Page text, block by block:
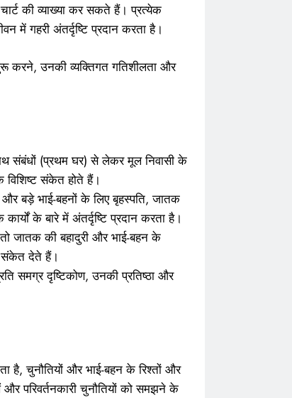
की व्याख्या कर सकते हैं। प्रत्येक
में गहरी अंतर्दृष्टि प्रदान करता है।
करने, उनकी व्यक्तिगत गतिशीलता और
संबंधों (प्रथम घर) से लेकर मूल निवासी के
संकेत होते हैं।
बड़े भाई-बहनों के लिए बृहस्पति, जातक
के बारे में अंतर्दृष्टि प्रदान करता है।
जातक की बहादुरी और भाई-बहन के
संकेत देते हैं।
समग्र दृष्टिकोण, उनकी प्रतिष्ठा और
है, चुनौतियों और भाई-बहन के रिश्तों और
परिवर्तनकारी चुनौतियों को समझने के